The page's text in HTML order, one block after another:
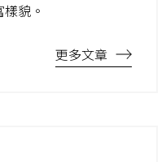
貌。
更多文章